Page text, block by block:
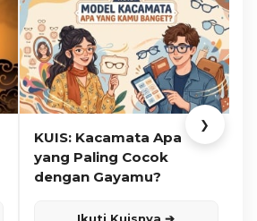
KUIS: Kacamata Apa
yang Paling Cocok
dengan Gayamu?
❯